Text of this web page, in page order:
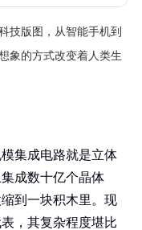
技版图，从智能手机到
象的方式改变着人类生
集成电路就是立体
成数十亿个晶体
到一块积木里。现
，其复杂程度堪比